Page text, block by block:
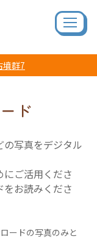
墳群7
ド
写真をデジタル
ご活用くださ
お読みくださ
ードの写真のみと